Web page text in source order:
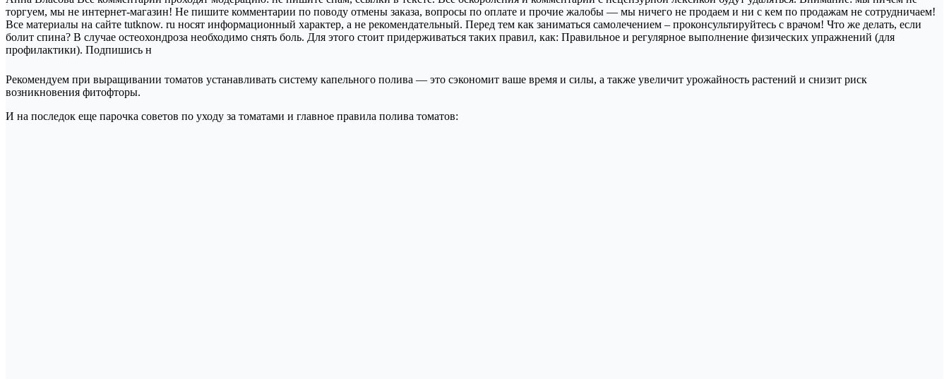
торгуем, мы не интернет-магазин! Не пишите комментарии по поводу отмены заказа, вопросы по оплате и прочие жалобы — мы ничего не продаем и ни с кем по продажам не сотрудничаем!
Все материалы на сайте tutknow. ru носят информационный характер, а не рекомендательный. Перед тем как заниматься самолечением – проконсультируйтесь с врачом! Что же делать, если
болит спина? В случае остеохондроза необходимо снять боль. Для этого стоит придерживаться таких правил, как: Правильное и регулярное выполнение физических упражнений (для
профилактики). Подпишись н
Рекомендуем при выращивании томатов устанавливать систему капельного полива — это сэкономит ваше время и силы, а также увеличит урожайность растений и снизит риск
возникновения фитофторы.
И на последок еще парочка советов по уходу за томатами и главное правила полива томатов: